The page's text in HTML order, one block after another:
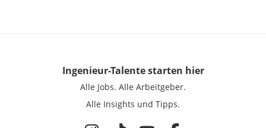
Ingenieur-Talentestarten hier
Alle Jobs. Alle Arbeitgeber.
Alle Insights und Tipps.